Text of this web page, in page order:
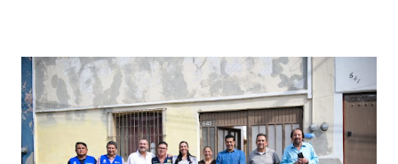
conoces ni la mitad de lo que deberías saber. Pero incluso
quienes ya han tenido relaciones sexuales no son expertos
o expertas en el tema. Siempre hay algo nuevo que
aprender y nuevas experiencias que conocer. Si eres una